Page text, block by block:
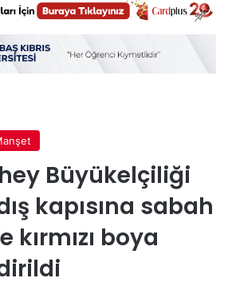
Büyükelçiliği
kapısına sabah
boya